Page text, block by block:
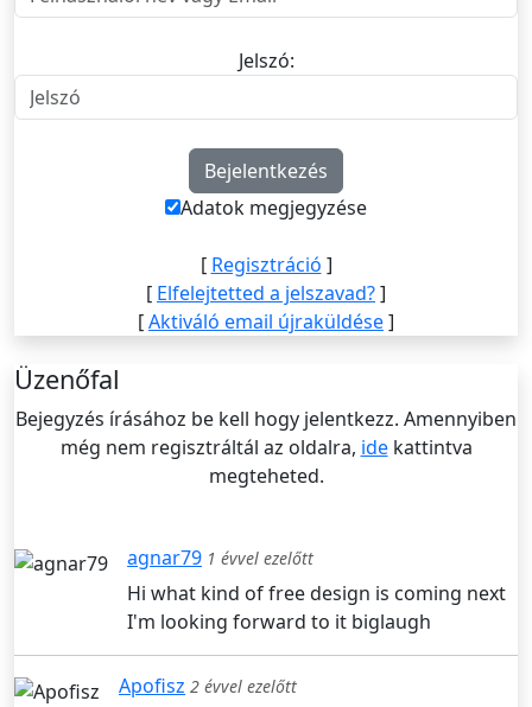
Jelszó:
Adatok megjegyzése
[ Regisztráció ]
[ Elfelejtetted a jelszavad?]
[Aktiváló email újraküldése]
Üzenőfal
Bejegyzés írásához be kell hogy jelentkezz. Amennyiben
még nem regisztráltál az oldalra, idekattintva
megteheted.
agnar79 1 évvel ezelőtt
Hi what kind of free design is coming next
I'm looking forward to it biglaugh
Apofisz 2 évvel ezelőtt